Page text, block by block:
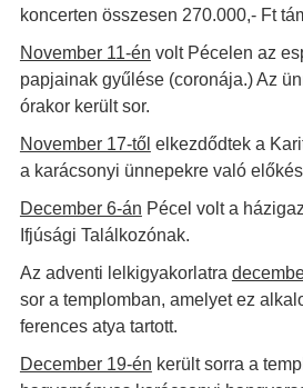
koncerten összesen 270.000,- Ft
November 11-én volt Pécelen az
papjainak gyűlése (coronája.) Az
órakor került sor.
November 17-től elkezdődtek a
a karácsonyi ünnepekre való
December 6-án Pécel volt a
Ifjúsági Találkozónak.
Az adventi lelkigyakorlatra
sor a templomban, amelyet ez
ferences atya tartott.
December 19-én került sorra a